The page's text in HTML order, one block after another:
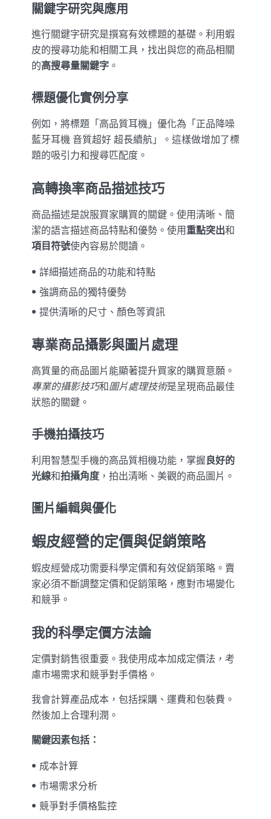
關鍵字研究與應用
進行關鍵字研究是撰寫有效標題的基礎。利用蝦
皮的搜尋功能和相關工具，找出與您的商品相關
的高搜尋量關鍵字 。
標題優化實例分享
例如，將標題「高品質耳機」優化為「正品降噪
藍牙耳機 音質超好 超長續航」。這樣做增加了標
題的吸引力和搜尋匹配度。
高轉換率商品描述技巧
商品描述是說服買家購買的關鍵。使用清晰、簡
潔的語言描述商品特點和優勢。使用重點突出和
項目符號使內容易於閱讀。
詳細描述商品的功能和特點
強調商品的獨特優勢
提供清晰的尺寸、顏色等資訊
專業商品攝影與圖片處理
高質量的商品圖片能顯著提升買家的購買意願。
專業的攝影技巧和圖片處理技術是呈現商品最佳
狀態的關鍵。
手機拍攝技巧
利用智慧型手機的高品質相機功能，掌握良好的
光線和拍攝角度 ，拍出清晰、美觀的商品圖片。
圖片編輯與優化
蝦皮經營的定價與促銷策略
蝦皮經營成功需要科學定價和有效促銷策略。賣
家必須不斷調整定價和促銷策略，應對市場變化
和競爭。
我的科學定價方法論
定價對銷售很重要。我使用成本加成定價法，考
慮市場需求和競爭對手價格。
我會計算產品成本，包括採購、運費和包裝費。
然後加上合理利潤。
關鍵因素包括：
成本計算
市場需求分析
競爭對手價格監控